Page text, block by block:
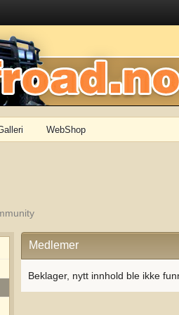
WebShop
Medlemer
Beklager, nytt innhold ble ikke